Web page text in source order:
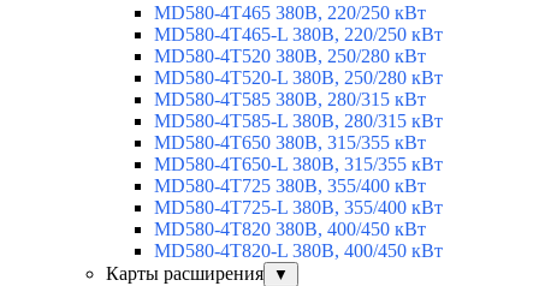
MD580-4T465 380В, 220/250 кВт
MD580-4T465-L 380В, 220/250 кВт
MD580-4T520 380В, 250/280 кВт
MD580-4T520-L 380В, 250/280 кВт
MD580-4T585 380В, 280/315 кВт
MD580-4T585-L 380В, 280/315 кВт
MD580-4T650 380В, 315/355 кВт
MD580-4T650-L 380В, 315/355 кВт
MD580-4T725 380В, 355/400 кВт
MD580-4T725-L 380В, 355/400 кВт
MD580-4T820 380В, 400/450 кВт
MD580-4T820-L 380В, 400/450 кВт
Карты расширения
▼